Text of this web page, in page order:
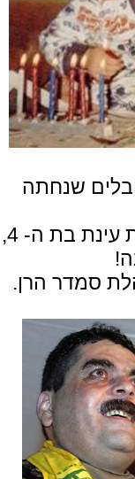
שנחתה
לעיני הבת עינת בת ה- 4,
סמדר הרן.